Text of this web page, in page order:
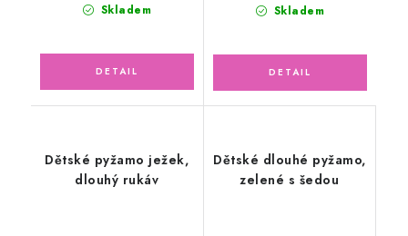
Skladem Skladem
Dětské pyžamo ježek,
dlouhý rukáv
Dětské dlouhé pyžamo,
zelené s šedou